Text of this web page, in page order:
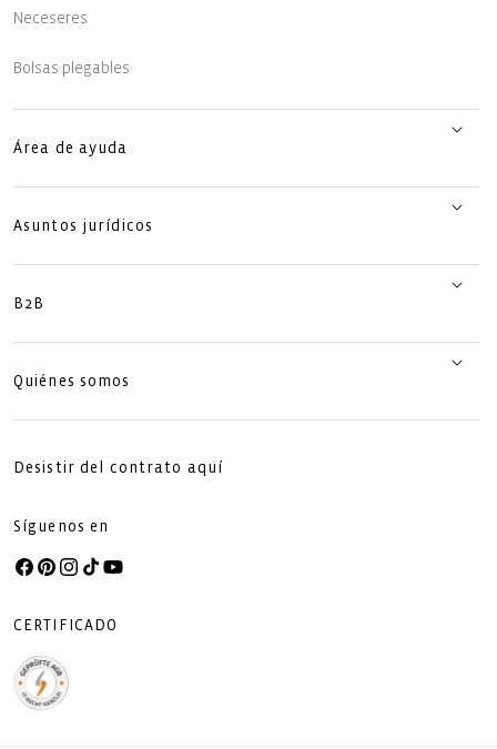
Neceseres
Bolsas plegables
Área de ayuda
Asuntos jurídicos
B2B
Quiénes somos
Desistir del contrato aquí
Síguenos en
Facebook
Pinterest
Instagram
TikTokYouTube
CERTIFICADO